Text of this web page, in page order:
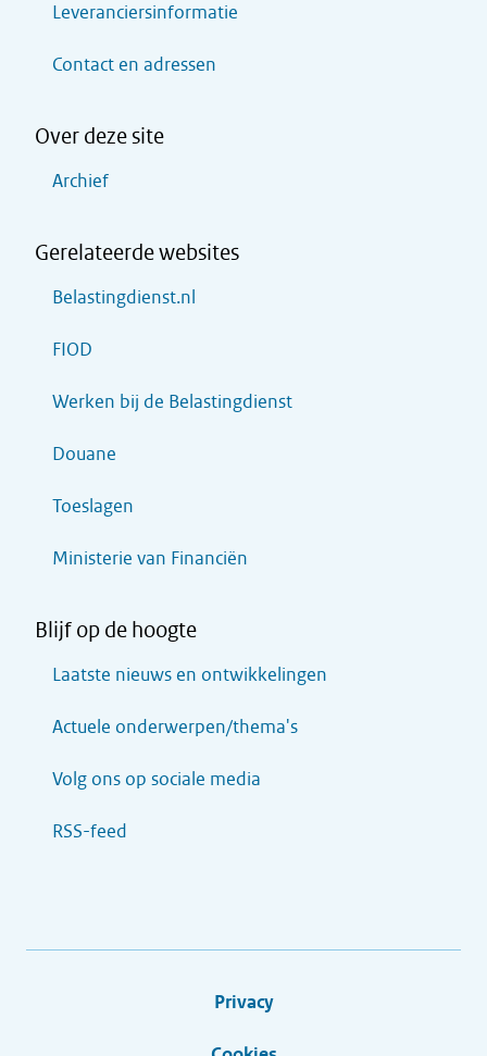
Leveranciersinformatie
Contact en adressen
Over deze site
Archief
Gerelateerde websites
Belastingdienst.nl
FIOD
Werken bij de Belastingdienst
Douane
Toeslagen
Ministerie van Financiën
Blijf op de hoogte
Laatste nieuws en ontwikkelingen
Actuele onderwerpen/thema's
Volg ons op sociale media
RSS-feed
Privacy